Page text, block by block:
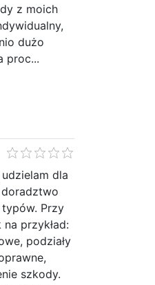
z moich
dużo
proc...
dla
Przy
przykład:
podziały
szkody.